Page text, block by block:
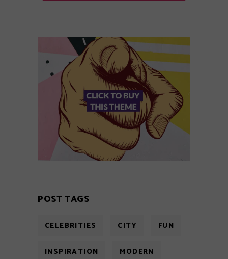
POST TAGS
CELEBRITIES CITY FUN
INSPIRATION MODERN